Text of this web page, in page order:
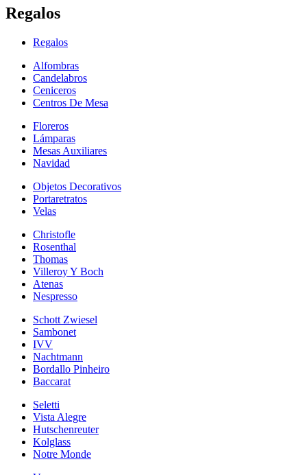
Regalos
Regalos
Alfombras
Candelabros
Ceniceros
Centros De Mesa
Floreros
Lámparas
Mesas Auxiliares
Navidad
Objetos Decorativos
Portaretratos
Velas
Christofle
Rosenthal
Thomas
Villeroy Y Boch
Atenas
Nespresso
Schott Zwiesel
Sambonet
IVV
Nachtmann
Bordallo Pinheiro
Baccarat
Seletti
Vista Alegre
Hutschenreuter
Kolglass
Notre Monde